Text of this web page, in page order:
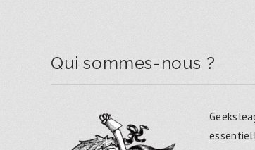
Qui sommes-nous ?